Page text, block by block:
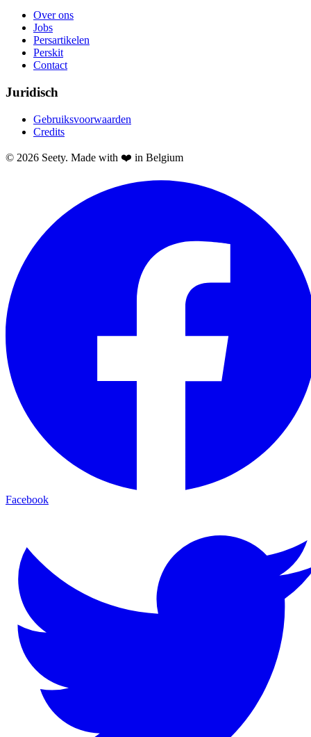
Over ons
Jobs
Persartikelen
Perskit
Contact
Juridisch
Gebruiksvoorwaarden
Credits
© 2026 Seety. Made with ❤️ in Belgium
Facebook